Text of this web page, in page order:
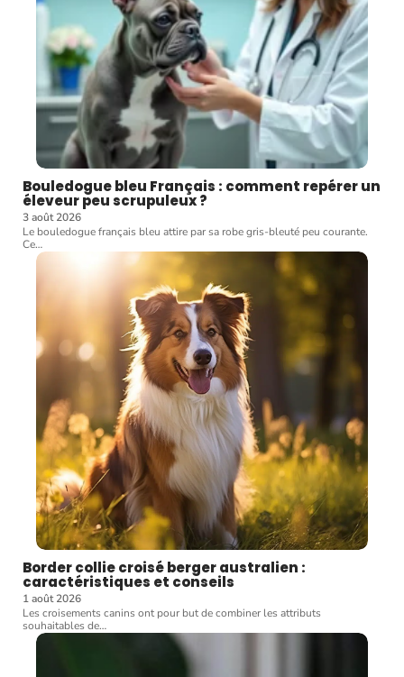
Bouledogue bleu Français : comment repérer un
éleveur peu scrupuleux ?
3 août 2026
Le bouledogue français bleu attire par sa robe gris-bleuté peu courante.
Ce…
Border collie croisé berger australien :
caractéristiques et conseils
1 août 2026
Les croisements canins ont pour but de combiner les attributs
souhaitables de…